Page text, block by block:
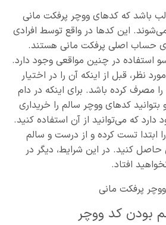
باشد که کدهای ووچر پرفکت مانی
این کدها در واقع توسط افرادی
حساب اصلی پرفکت مانی هستند.
سو استفاده در چنین مواقعی وجود دارد.
نظر، قبل از اینکه آن را در اختیار
مصرف کرده باشد. برای اینکه در دام
بتوانید کدهای ووچر سالم را خریداری
که می‌توانید از آن استفاده کنید.
ابتدا تست کرده و از درست و سالم
کنید. در این شرایط، دیگر در
افتاد.
بودن کد ووچر